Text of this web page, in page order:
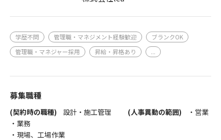
学歴不問 管理職・マネジメント経験歓迎
ブランクOK
管理職・マネジャー採用
昇給・昇格あり ...
募集職種
(契約時の職種) 設計・施工管理 (人事異動の範囲)
・営業
・業務
・現場、工場作業